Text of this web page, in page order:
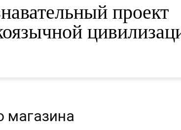
проект
магазина